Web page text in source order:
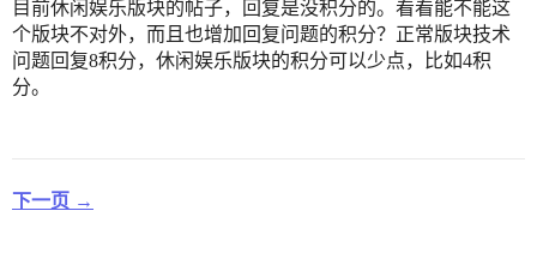
目前休闲娱乐版块的帖子，回复是没积分的。看看能不能这
个版块不对外，而且也增加回复问题的积分？正常版块技术
问题回复8积分，休闲娱乐版块的积分可以少点，比如4积
分。
下一页 →